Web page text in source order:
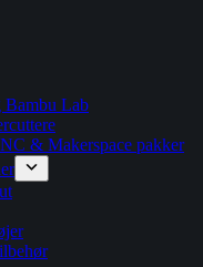
Bambu Lab
& Makerspace pakker